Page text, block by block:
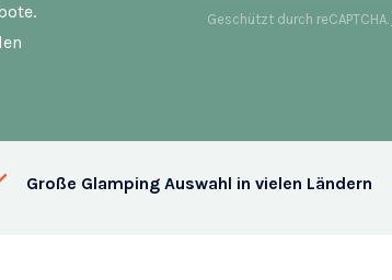
Geschützt durch reCAPTCHA.
Große Glamping Auswahl in vielen Ländern